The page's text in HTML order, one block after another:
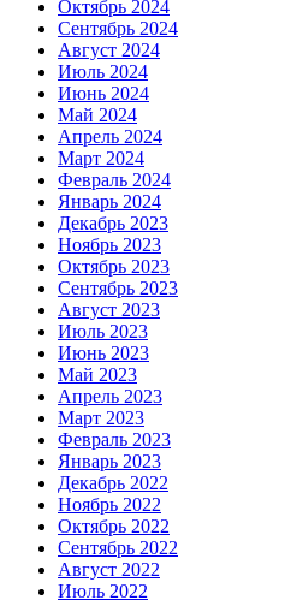
Октябрь 2024
Сентябрь 2024
Август 2024
Июль 2024
Июнь 2024
Май 2024
Апрель 2024
Март 2024
Февраль 2024
Январь 2024
Декабрь 2023
Ноябрь 2023
Октябрь 2023
Сентябрь 2023
Август 2023
Июль 2023
Июнь 2023
Май 2023
Апрель 2023
Март 2023
Февраль 2023
Январь 2023
Декабрь 2022
Ноябрь 2022
Октябрь 2022
Сентябрь 2022
Август 2022
Июль 2022